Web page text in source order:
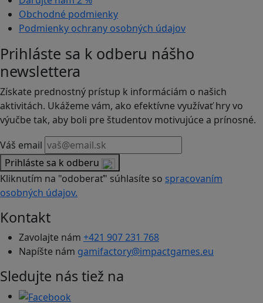
Obchodné podmienky
Podmienky ochrany osobných údajov
Prihláste sa k odberu nášho
newslettera
Získate prednostný prístup k informáciám o našich
aktivitách. Ukážeme vám, ako efektívne využívať hry vo
výučbe tak, aby boli pre študentov motivujúce a prínosné.
Váš email
Prihláste sa k odberu
Kliknutím na "odoberať" súhlasíte so spracovaním
osobných údajov.
Kontakt
Zavolajte nám +421 907 231 768
Napíšte nám gamifactory@impactgames.eu
Sledujte nás tiež na